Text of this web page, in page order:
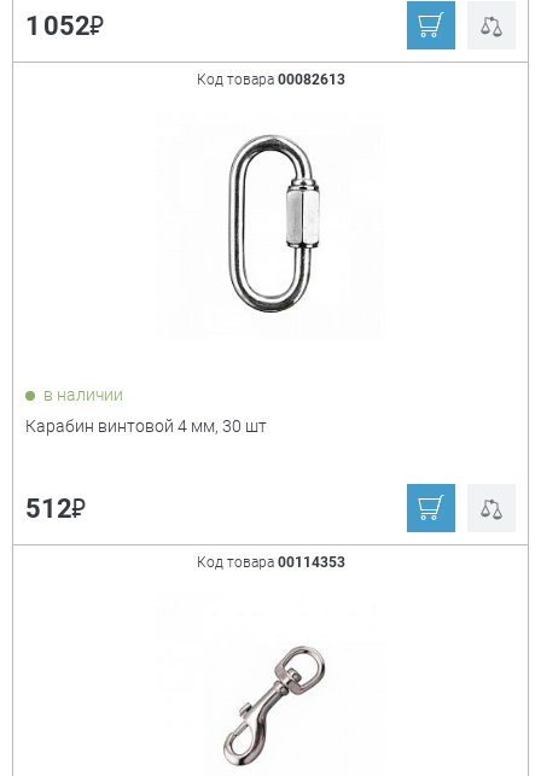
1 052₽
Код товара 00082613
в наличии
Карабин винтовой 4 мм, 30 шт
512₽
Код товара 00114353